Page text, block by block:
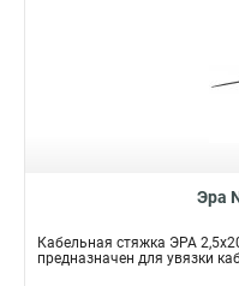
Эра
Кабельная стяжка ЭРА
предназначен для увязки